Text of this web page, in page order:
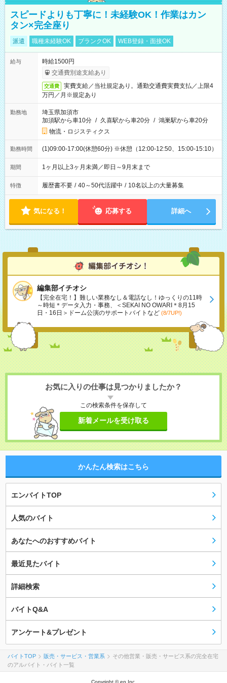
スピードよりも丁寧に！未経験OK！作業はカン
タン×完全座り
派遣 職種未経験OK ブランクOK WEB登録・面接OK
給与
時給1500円
交通費別途支給あり
交通費
実費支給／当社規定あり。通勤交通費実費支払／上限4
万円／月※規定あり
勤務地
埼玉県加須市
加須駅から車10分 / 久喜駅から車20分 / 鴻巣駅から車20分
物流・ロジスティクス
勤務時間 (1)09:00-17:00(休憩60分) ※休憩（12:00-12:50、15:00-15:10）
期間 1ヶ月以上3ヶ月未満／即日～9月末まで
特徴 履歴書不要 / 40～50代活躍中 / 10名以上の大量募集
気になる！ 応募する 詳細へ
編集部イチオシ
【完全在宅！】難しい業務なし＆電話なし！ゆっくりの11時
～時短＊データ入力・事務、＜SEKAI NO OWARI＊8月15
日・16日＞ドーム公演のサポートバイトなど (8/7UP!)
お気に入りの仕事は見つかりましたか？
この検索条件を保存して
新着メールを受け取る
かんたん検索はこちら
エンバイトTOP
人気のバイト
あなたへのおすすめバイト
最近見たバイト
詳細検索
バイトQ&A
アンケート&プレゼント
バイトTOP 販売・サービス・営業系
その他営業・販売・サービス系の完全在宅
のアルバイト・バイト一覧
Copyright © en Inc.